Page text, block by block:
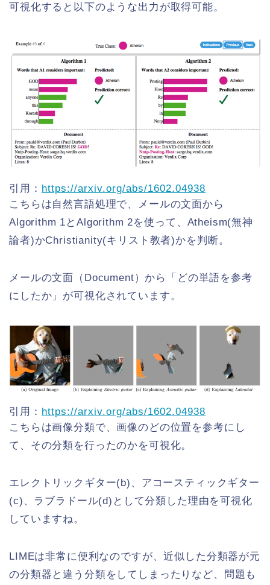
可視化すると以下のような出力が取得可能。
引用： https://arxiv.org/abs/1602.04938
こちらは自然言語処理で、メールの文面から
Algorithm 1とAlgorithm 2を使って、Atheism(無神
論者)かChristianity(キリスト教者)かを判断。
メールの文面（Document）から「どの単語を参考
にしたか」が可視化されています。
引用： https://arxiv.org/abs/1602.04938
こちらは画像分類で、画像のどの位置を参考にし
て、その分類を行ったのかを可視化。
エレクトリックギター(b)、アコースティックギター
(c)、ラブラドール(d)として分類した理由を可視化
していますね。
LIMEは非常に便利なのですが、近似した分類器が元
の分類器と違う分類をしてしまったりなど、問題も